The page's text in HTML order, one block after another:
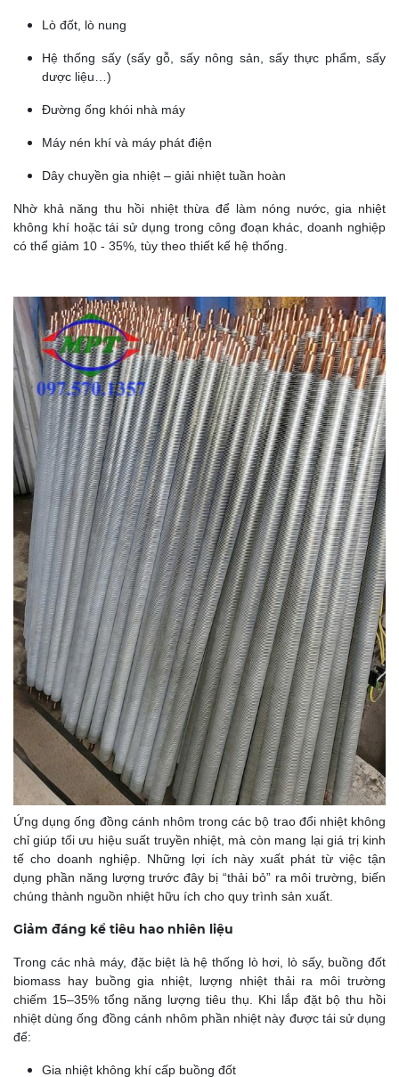
Lò đốt, lò nung
Hệ thống sấy (sấy gỗ, sấy nông sản, sấy thực phẩm, sấy
dược liệu…)
Đường ống khói nhà máy
Máy nén khí và máy phát điện
Dây chuyền gia nhiệt – giải nhiệt tuần hoàn
Nhờ khả năng thu hồi nhiệt thừa để làm nóng nước, gia nhiệt
không khí hoặc tái sử dụng trong công đoạn khác, doanh nghiệp
có thể giảm 10 - 35%, tùy theo thiết kế hệ thống.
Ứng dụng ống đồng cánh nhôm trong các bộ trao đổi nhiệt không
chỉ giúp tối ưu hiệu suất truyền nhiệt, mà còn mang lại giá trị kinh
tế cho doanh nghiệp. Những lợi ích này xuất phát từ việc tận
dụng phần năng lượng trước đây bị “thải bỏ” ra môi trường, biến
chúng thành nguồn nhiệt hữu ích cho quy trình sản xuất.
Giảm đáng kể tiêu hao nhiên liệu
Trong các nhà máy, đặc biệt là hệ thống lò hơi, lò sấy, buồng đốt
biomass hay buồng gia nhiệt, lượng nhiệt thải ra môi trường
chiếm 15–35% tổng năng lượng tiêu thụ. Khi lắp đặt bộ thu hồi
nhiệt dùng ống đồng cánh nhôm phần nhiệt này được tái sử dụng
để:
Gia nhiệt không khí cấp buồng đốt